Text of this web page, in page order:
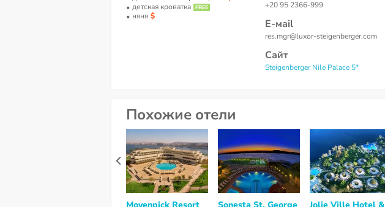
детская кроватка
няня
+20 95 2366-999
Е-маil
res.mgr@luxor-steigenberger.com
Сайт
Steigenberger Nile Palace 5*
Похожие отели